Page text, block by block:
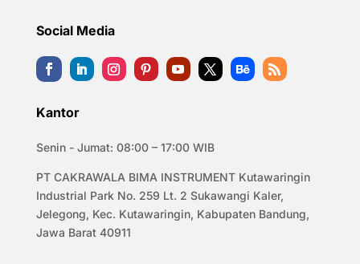
Social Media
Kantor
Senin - Jumat: 08:00 – 17:00 WIB
PT CAKRAWALA BIMA INSTRUMENT Kutawaringin
Industrial Park No. 259 Lt. 2 Sukawangi Kaler,
Jelegong, Kec. Kutawaringin, Kabupaten Bandung,
Jawa Barat 40911